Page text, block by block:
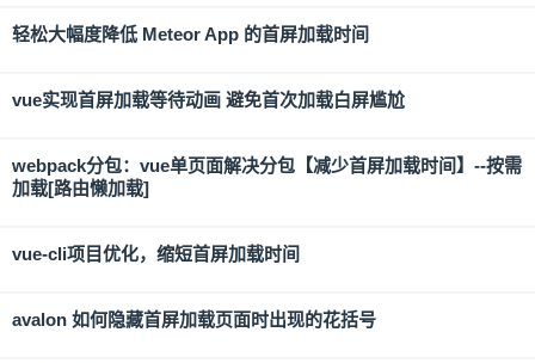
轻松大幅度降低 Meteor App 的首屏加载时间
vue实现首屏加载等待动画 避免首次加载白屏尴尬
webpack分包：vue单页面解决分包【减少首屏加载时间】--按需
加载[路由懒加载]
vue-cli项目优化，缩短首屏加载时间
avalon 如何隐藏首屏加载页面时出现的花括号